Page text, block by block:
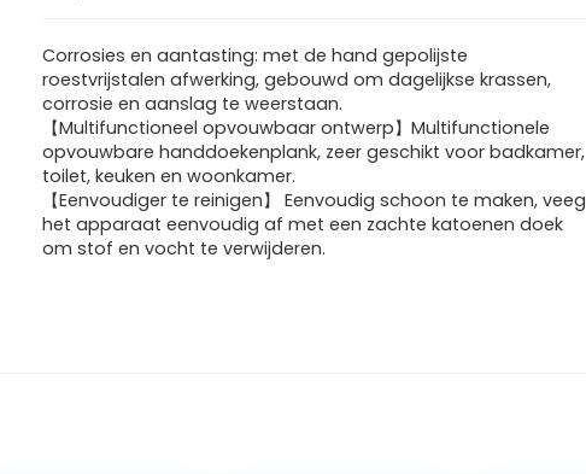
Corrosies en aantasting: met de hand gepolijste
roestvrijstalen afwerking, gebouwd om dagelijkse krassen,
corrosie en aanslag te weerstaan.
【Multifunctioneel opvouwbaar ontwerp】Multifunctionele
opvouwbare handdoekenplank, zeer geschikt voor badkamer,
toilet, keuken en woonkamer.
【Eenvoudiger te reinigen】 Eenvoudig schoon te maken, veeg
het apparaat eenvoudig af met een zachte katoenen doek
om stof en vocht te verwijderen.